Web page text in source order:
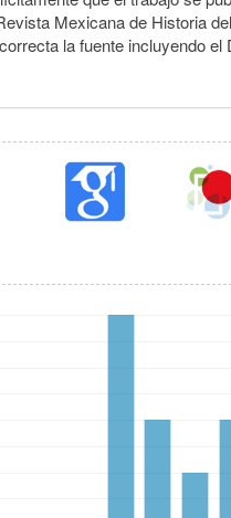
Mexicana de Historia
la fuente incluyendo el